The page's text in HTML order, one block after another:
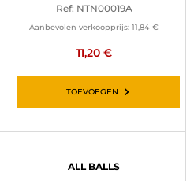
Ref: NTN00019A
Aanbevolen verkoopprijs: 11,84 €
11,20 €
TOEVOEGEN
ALL BALLS